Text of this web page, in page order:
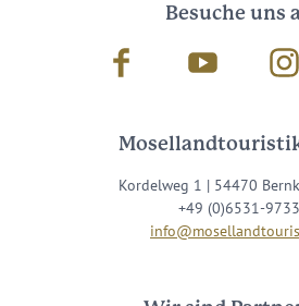
Besuche uns
Facebook Youtube
Kordelweg 1 | 54470
+49 (0)6531-